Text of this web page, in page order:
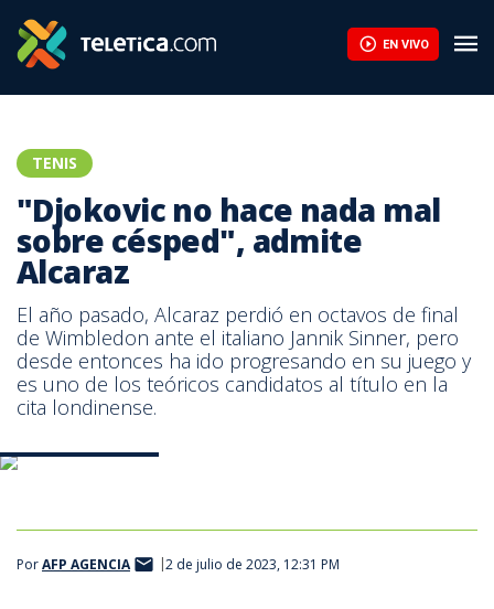
EN VIVO
TENIS
"Djokovic no hace nada mal
sobre césped", admite
Alcaraz
El año pasado, Alcaraz perdió en octavos de final
de Wimbledon ante el italiano Jannik Sinner, pero
desde entonces ha ido progresando en su juego y
es uno de los teóricos candidatos al título en la
cita londinense.
PorAFP AGENCIA 2 de julio de 2023, 12:31 PM